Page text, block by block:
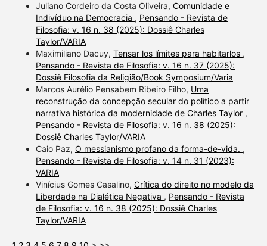
Juliano Cordeiro da Costa Oliveira, Comunidade e
Indivíduo na Democracia , Pensando - Revista de
Filosofia: v. 16 n. 38 (2025): Dossiê Charles
Taylor/VARIA
Maximiliano Dacuy, Tensar los límites para habitarlos ,
Pensando - Revista de Filosofia: v. 16 n. 37 (2025):
Dossiê Filosofia da Religião/Book Symposium/Varia
Marcos Aurélio Pensabem Ribeiro Filho, Uma
reconstrução da concepção secular do político a partir
narrativa histórica da modernidade de Charles Taylor ,
Pensando - Revista de Filosofia: v. 16 n. 38 (2025):
Dossiê Charles Taylor/VARIA
Caio Paz, O messianismo profano da forma-de-vida. ,
Pensando - Revista de Filosofia: v. 14 n. 31 (2023):
VARIA
Vinícius Gomes Casalino, Crítica do direito no modelo da
Liberdade na Dialética Negativa , Pensando - Revista
de Filosofia: v. 16 n. 38 (2025): Dossiê Charles
Taylor/VARIA